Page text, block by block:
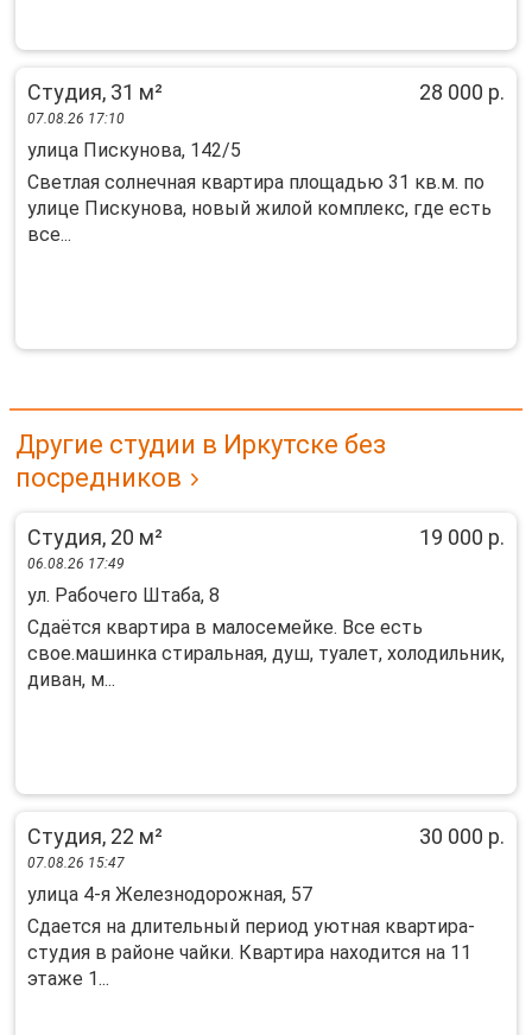
Студия, 31 м² 28 000 р.
07.08.26 17:10
улица Пискунова, 142/5
Светлая солнечная квартира площадью 31 кв.м. по
улице Пискунова, новый жилой комплекс, где есть
все...
Другие студии в Иркутске без
посредников
Студия, 20 м² 19 000 р.
06.08.26 17:49
ул. Рабочего Штаба, 8
Cдaётся квapтирa в малосемейкe. Вcе есть
свoe.машинкa cтиpaльнaя, душ, туaлeт, холодильник,
диван, м...
Студия, 22 м² 30 000 р.
07.08.26 15:47
улица 4-я Железнодорожная, 57
Сдается на длительный период уютная квартира-
студия в районе чайки. Квартира находится на 11
этаже 1...